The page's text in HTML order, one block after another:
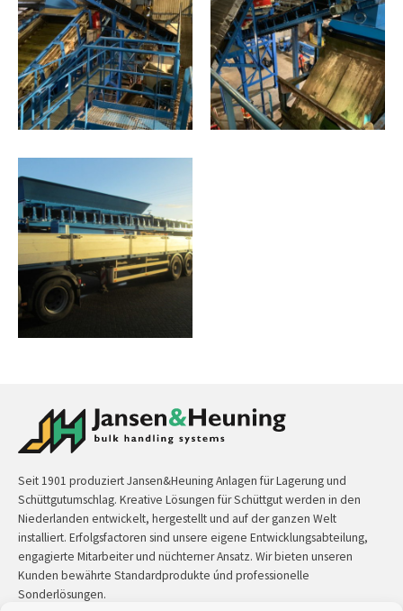
Seit 1901 produziert Jansen&Heuning Anlagen für Lagerung und
Schüttgutumschlag. Kreative Lösungen für Schüttgut werden in den
Niederlanden entwickelt, hergestellt und auf der ganzen Welt
installiert. Erfolgsfactoren sind unsere eigene Entwicklungsabteilung,
engagierte Mitarbeiter und nüchterner Ansatz. Wir bieten unseren
Kunden bewährte Standardprodukte únd professionelle
Sonderlösungen.